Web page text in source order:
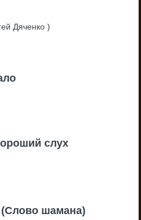
Дяченко)
слух
шамана)